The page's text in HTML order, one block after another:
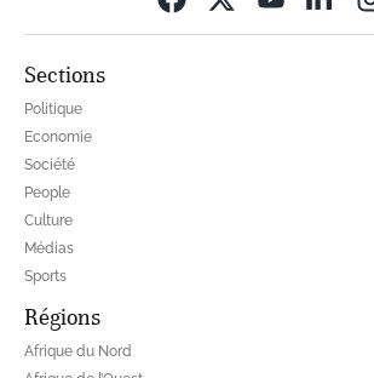
Sections
Politique
Economie
Société
People
Culture
Médias
Sports
Régions
Afrique du Nord